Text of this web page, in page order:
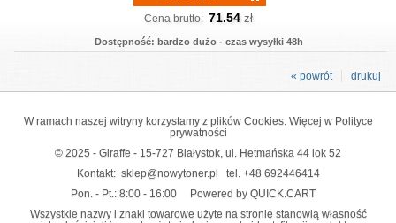
Cena brutto: 71.54 zł
Dostępność: bardzo dużo - czas wysyłki 48h
drukuj
« powrót
W ramach naszej witryny korzystamy z plików Cookies. Więcej w Polityce
prywatności
© 2025 - Giraffe - 15-727 Białystok, ul. Hetmańska 44 lok 52
Kontakt: sklep@nowytoner.pl tel. +48 692446414
Pon. - Pt.: 8:00 - 16:00
Powered by QUICK.CART
Wszystkie nazwy i znaki towarowe użyte na stronie stanowią własność